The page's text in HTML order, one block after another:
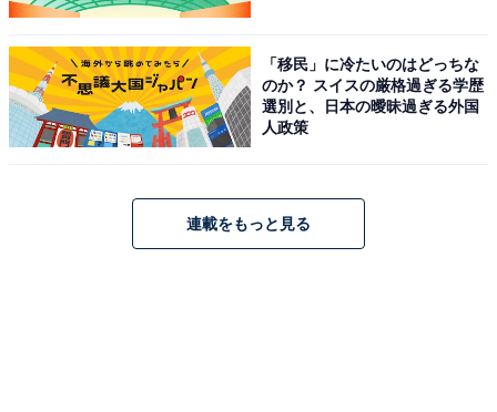
「移民」に冷たいのはどっちな
のか？ スイスの厳格過ぎる学歴
選別と、日本の曖昧過ぎる外国
人政策
連載をもっと見る